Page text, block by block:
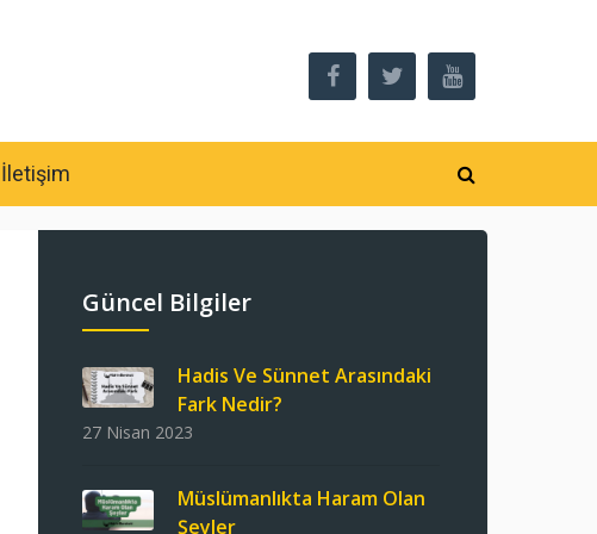
İletişim
Güncel Bilgiler
Hadis Ve Sünnet Arasındaki
Fark Nedir?
27 Nisan 2023
Müslümanlıkta Haram Olan
Şeyler